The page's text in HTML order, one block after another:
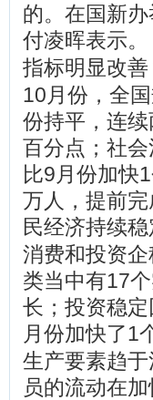
的。在国新
付凌晖表示。
指标明显改
10月份，全
份持平，连
百分点；社
比9月份加快
万人，提前
民经济持续
消费和投资
类当中有17
长；投资稳
月份加快了1
生产要素趋
员的流动在